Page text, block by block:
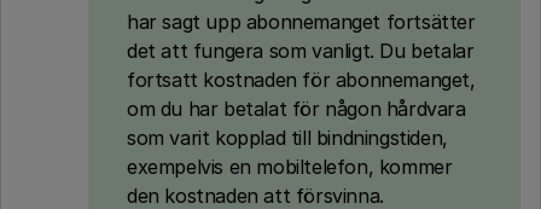
har sagt upp abonnemanget fortsätter
det att fungera som vanligt. Du betalar
fortsatt kostnaden för abonnemanget,
om du har betalat för någon hårdvara
som varit kopplad till bindningstiden,
exempelvis en mobiltelefon, kommer
den kostnaden att försvinna.